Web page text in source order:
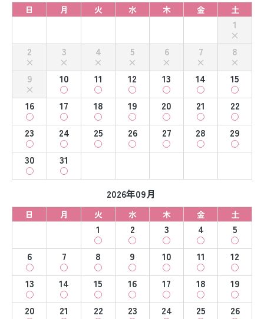
日
月 火 水 木 金 土
1
2
3 4 5 6 7
8
9
10 11 12 13 14
15
16
17 18 19 20 21
22
23
24 25 26 27 28
29
30
31
2026年09月
日 月 火 水 木 金 土
1 2 3 4
5
6
7 8 9 10 11
12
13
14 15 16 17 18
19
20
21 22 23 24 25
26